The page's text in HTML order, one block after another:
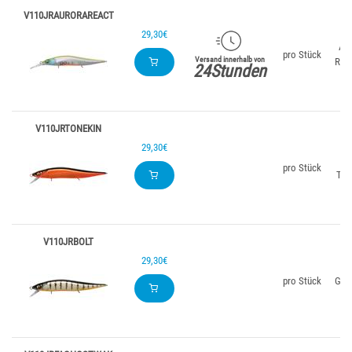
V110JRAURORAREACT
29,30€
Versand innerhalb von
24Stunden
pro Stück
V110JRTONEKIN
29,30€
pro Stück
V110JRBOLT
29,30€
pro Stück